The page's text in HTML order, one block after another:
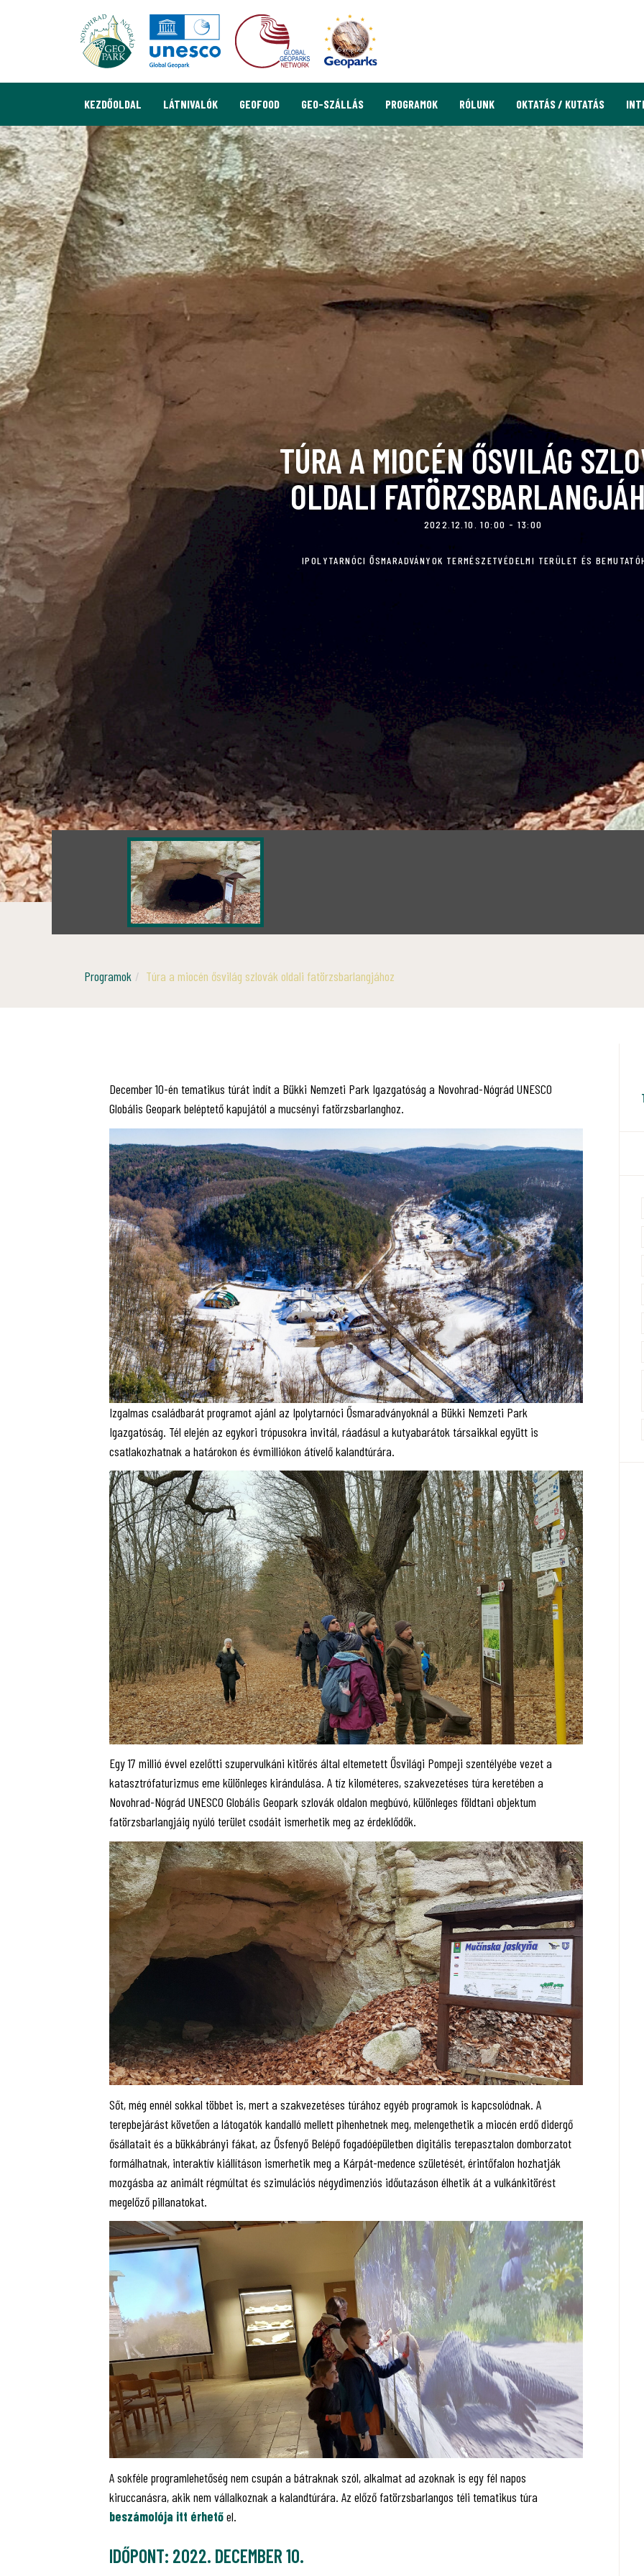
KEZDŐOLDAL LÁTNIVALÓK GEOFOOD GEO-SZÁLLÁS PROGRAMOK RÓLUNK OKTATÁS / KUTATÁS
TÚRA A MIOCÉN ŐSVILÁG
OLDALI
2022.12.10. 10:00 - 13:00
IPOLYTARNÓCI ŐSMARADVÁNYOK TERMÉSZETVÉDELMI TERÜLET ÉS
Programok Túra a miocén ősvilág szlovák oldali fatörzsbarlangjához
December 10-én tematikus túrát indít a Bükki Nemzeti Park Igazgatóság a Novohrad-Nógrád UNESCO
Globális Geopark beléptető kapujától a mucsényi fatörzsbarlanghoz.
Izgalmas családbarát programot ajánl az Ipolytarnóci Ősmaradványoknál a Bükki Nemzeti Park
Igazgatóság. Tél elején az egykori trópusokra invitál, ráadásul a kutyabarátok társaikkal együtt is
csatlakozhatnak a határokon és évmilliókon átívelő kalandtúrára.
Egy 17 millió évvel ezelőtti szupervulkáni kitörés által eltemetett Ősvilági Pompeji szentélyébe vezet a
katasztrófaturizmus eme különleges kirándulása. A tíz kilométeres, szakvezetéses túra keretében a
Novohrad-Nógrád UNESCO Globális Geopark szlovák oldalon megbúvó, különleges földtani objektum
fatörzsbarlangjáig nyúló terület csodáit ismerhetik meg az érdeklődők.
Sőt, még ennél sokkal többet is, mert a szakvezetéses túrához egyéb programok is kapcsolódnak. A
terepbejárást követően a látogatók kandalló mellett pihenhetnek meg, melengethetik a miocén erdő didergő
ősállatait és a bükkábrányi fákat, az Ősfenyő Belépő fogadóépületben digitális terepasztalon domborzatot
formálhatnak, interaktív kiállításon ismerhetik meg a Kárpát-medence születését, érintőfalon hozhatják
mozgásba az animált régmúltat és szimulációs négydimenziós időutazáson élhetik át a vulkánkitörést
megelőző pillanatokat.
A sokféle programlehetőség nem csupán a bátraknak szól, alkalmat ad azoknak is egy fél napos
kiruccanásra, akik nem vállalkoznak a kalandtúrára. Az előző fatörzsbarlangos téli tematikus túra
beszámolója itt érhetőel.
IDŐPONT: 2022. DECEMBER 10.